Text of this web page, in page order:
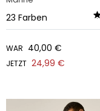
23 Farben
WAR 40,00 €
JETZT 24,99 €